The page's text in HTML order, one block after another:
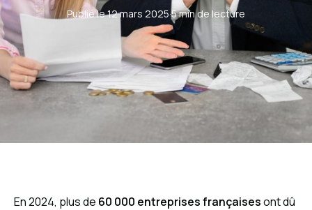
Publié le 12 mars 2025·5 min de lecture
En 2024, plus de 60 000 entreprises françaisesont dû